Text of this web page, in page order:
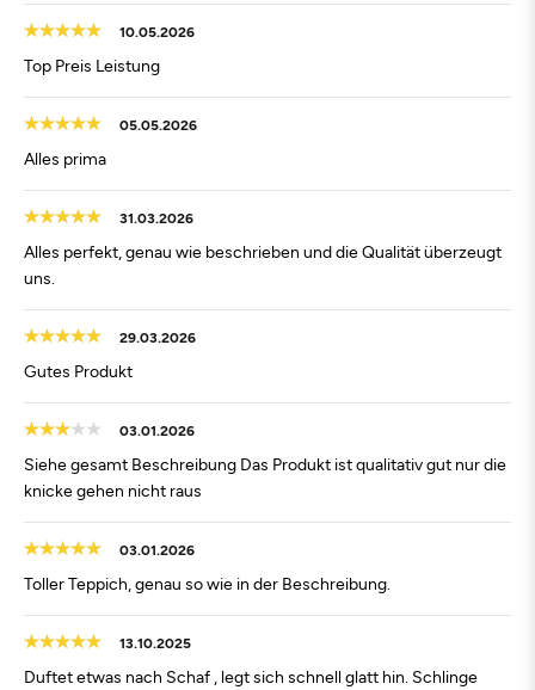
10.05.2026
Top Preis Leistung
05.05.2026
Alles prima
31.03.2026
Alles perfekt, genau wie beschrieben und die Qualität überzeugt
uns.
29.03.2026
Gutes Produkt
03.01.2026
Siehe gesamt Beschreibung Das Produkt ist qualitativ gut nur die
knicke gehen nicht raus
03.01.2026
Toller Teppich, genau so wie in der Beschreibung.
13.10.2025
Duftet etwas nach Schaf , legt sich schnell glatt hin. Schlinge